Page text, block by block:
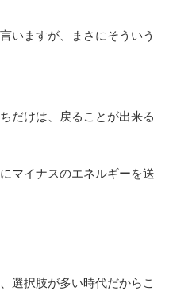
いますが、まさにそういう
だけは、戻ることが出来る
マイナスのエネルギーを送
選択肢が多い時代だからこ